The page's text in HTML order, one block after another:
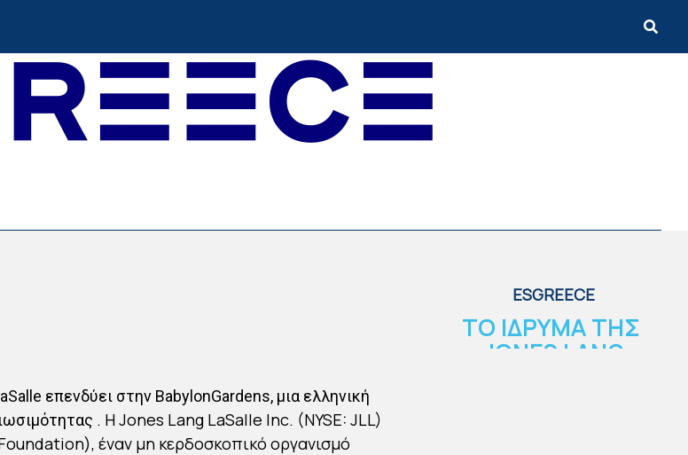
ESGREECE
ΤΟ ΙΔΡΥΜΑ ΤΗΣ
JONES LANG
επενδύει στην BabylonGardens, μια ελληνική
. Η Jones Lang LaSalle Inc. (NYSE: JLL)
έναν μη κερδοσκοπικό οργανισμό